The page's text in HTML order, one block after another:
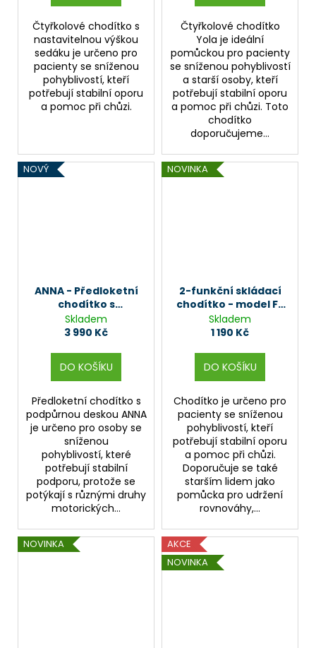
Čtyřkolové chodítko s
nastavitelnou výškou
sedáku je určeno pro
pacienty se sníženou
pohyblivostí, kteří
potřebují stabilní oporu
a pomoc při chůzi.
Čtyřkolové chodítko
Yola je ideální
pomůckou pro pacienty
se sníženou pohyblivostí
a starší osoby, kteří
potřebují stabilní oporu
a pomoc při chůzi. Toto
chodítko
doporučujeme...
NOVÝ
ANNA - Předloketní
chodítko s
podpůrnou deskou
Skladem
3 990 Kč
DO KOŠÍKU
Předloketní chodítko s
podpůrnou deskou ANNA
je určeno pro osoby se
sníženou
pohyblivostí, které
potřebují stabilní
podporu, protože se
potýkají s různými druhy
motorických...
NOVINKA
2-funkční skládací
chodítko - model FS
913L - stříbrné
Skladem
1 190 Kč
DO KOŠÍKU
Chodítko je určeno pro
pacienty se sníženou
pohyblivostí, kteří
potřebují stabilní oporu
a pomoc při chůzi.
Doporučuje se také
starším lidem jako
pomůcka pro udržení
rovnováhy,...
NOVINKA
AKCE
NOVINKA